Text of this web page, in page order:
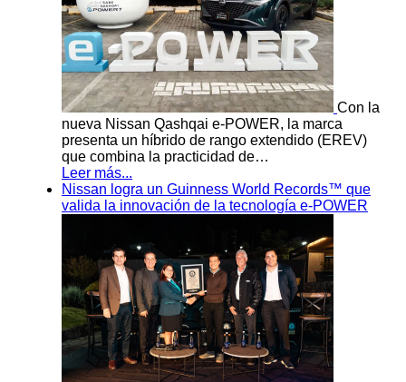
Con la
nueva Nissan Qashqai e-POWER, la marca
presenta un híbrido de rango extendido (EREV)
que combina la practicidad de…
Leer más...
Nissan logra un Guinness World Records™ que
valida la innovación de la tecnología e-POWER